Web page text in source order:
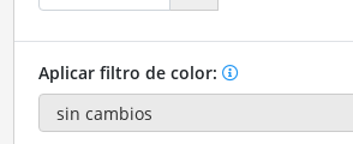
Aplicar filtro de color: